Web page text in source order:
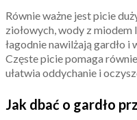
Równie ważne jest picie
ziołowych, wody z
łagodnie nawilżają gardło
Częste picie pomaga
ułatwia oddychanie i
Jak dbać o gardło